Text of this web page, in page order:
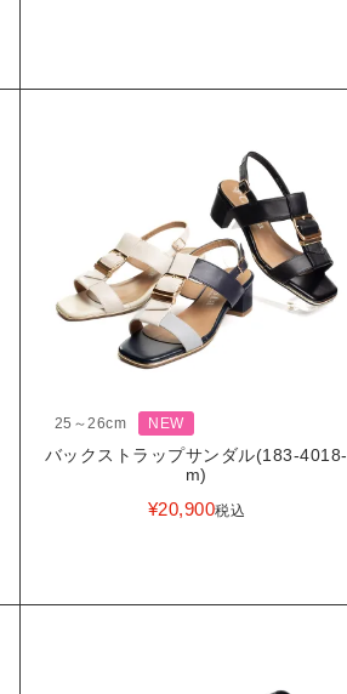
25～26cm NEW
バックストラップサンダル(183-4018-
m)
¥20,900税込